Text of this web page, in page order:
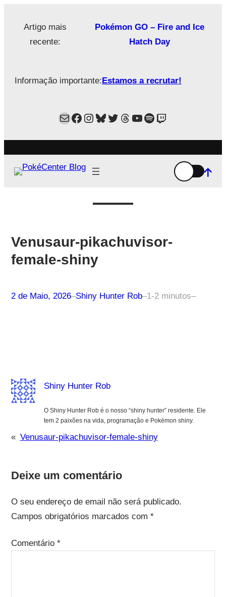
Artigo mais
recente:
Pokémon GO – Fire and Ice
Hatch Day
Informação importante:Estamos a recrutar!
MailFacebook
Instagram
Bluesky
Twitter
Estamos no Threads!
YouTube
Spotify
Twitch
Venusaur-pikachuvisor-
female-shiny
2 de Maio, 2026–Shiny Hunter Rob–1-2 minutos–
Shiny Hunter Rob
O Shiny Hunter Rob é o nosso “shiny hunter” residente. Ele
tem 2 paixões na vida, programação e Pokémon shiny.
« Venusaur-pikachuvisor-female-shiny
Deixe um comentário
O seu endereço de email não será publicado.
Campos obrigatórios marcados com *
Comentário *